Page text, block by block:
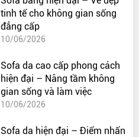
tinh tế cho không gian sống
đẳng cấp
10/06/2026
Sofa da cao cấp phong cách
hiện đại – Nâng tầm không
gian sống và làm việc
10/06/2026
Sofa da hiện đại – Điểm nhấn